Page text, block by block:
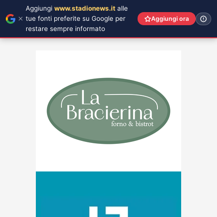
Aggiungi www.stadionews.it alle
tue fonti preferite su Google per
restare sempre informato
Aggiungi ora